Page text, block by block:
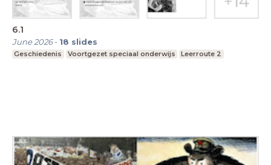
6.1
June 2026- 18 slides
Geschiedenis Voortgezet speciaal onderwijs Leerroute 2